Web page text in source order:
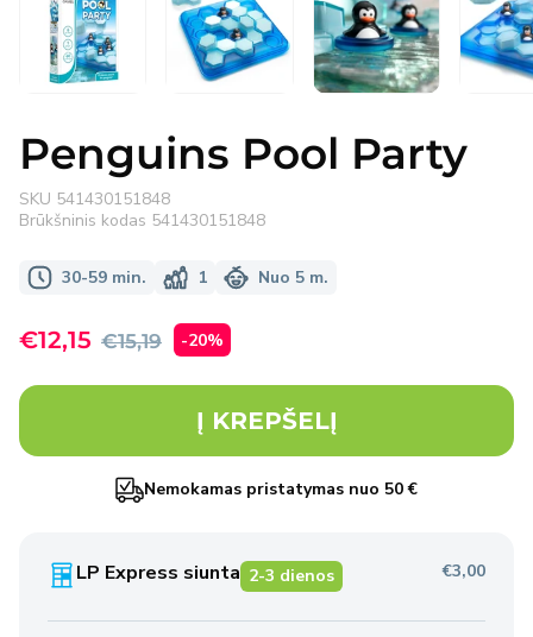
modaliniame
Penguins Pool Party
SKU 541430151848
Brūkšninis kodas 541430151848
30-59 min. 1 Nuo 5 m.
Išpardavimo
€12,15
Įprasta €15,19 -20%
Į KREPŠELĮ
Nemokamas pristatymas nuo 50 €
LP Express siunta 2-3 dienos €3,00